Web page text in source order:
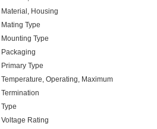
Material, Housing
Mating Type
Mounting Type
Packaging
Primary Type
Temperature, Operating, Maximum
Termination
Type
Voltage Rating